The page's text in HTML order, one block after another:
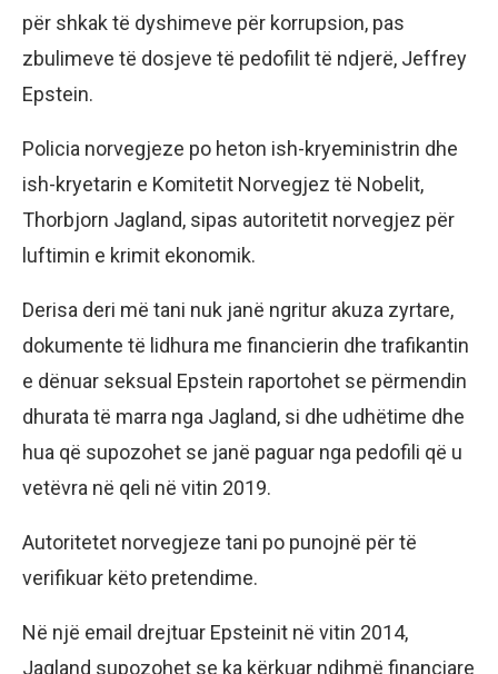
për shkak të dyshimeve për korrupsion, pas
zbulimeve të dosjeve të pedofilit të ndjerë, Jeffrey
Epstein.
Policia norvegjeze po heton ish-kryeministrin dhe
ish-kryetarin e Komitetit Norvegjez të Nobelit,
Thorbjorn Jagland, sipas autoritetit norvegjez për
luftimin e krimit ekonomik.
Derisa deri më tani nuk janë ngritur akuza zyrtare,
dokumente të lidhura me financierin dhe trafikantin
e dënuar seksual Epstein raportohet se përmendin
dhurata të marra nga Jagland, si dhe udhëtime dhe
hua që supozohet se janë paguar nga pedofili që u
vetëvra në qeli në vitin 2019.
Autoritetet norvegjeze tani po punojnë për të
verifikuar këto pretendime.
Në një email drejtuar Epsteinit në vitin 2014,
Jagland supozohet se ka kërkuar ndihmë financiare